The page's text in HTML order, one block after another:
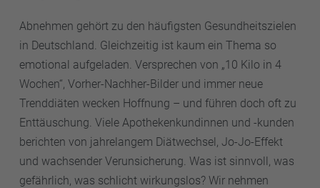
Abnehmen gehört zu den häufigsten Gesundheitszielen
in Deutschland. Gleichzeitig ist kaum ein Thema so
emotional aufgeladen. Versprechen von „10 Kilo in 4
Wochen“, Vorher-Nachher-Bilder und immer neue
Trenddiäten wecken Hoffnung – und führen doch oft zu
Enttäuschung. Viele Apothekenkundinnen und -kunden
berichten von jahrelangem Diätwechsel, Jo-Jo-Effekt
und wachsender Verunsicherung. Was ist sinnvoll, was
gefährlich, was schlicht wirkungslos? Wir nehmen